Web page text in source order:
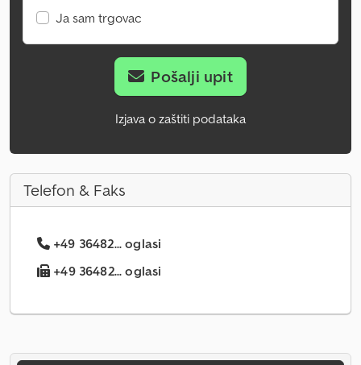
Ja sam trgovac
Pošalji upit
Izjava o zaštiti podataka
Telefon & Faks
+49 36482... oglasi
+49 36482... oglasi